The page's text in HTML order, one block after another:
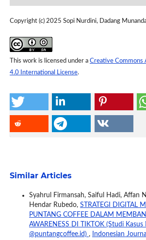
Copyright (c) 2025 Sopi Nurdini, Dadang
This work is licensed under a Creative Commons
4.0 International License.
Similar Articles
Syahrul Firmansah, Saiful Hadi, Affan
Hendar Rubedo, STRATEGI DIGITAL
PUNTANG COFFEE DALAM
AWARENESS DI TIKTOK (Studi Kasus
@puntangcoffee.id) ,
Indonesian